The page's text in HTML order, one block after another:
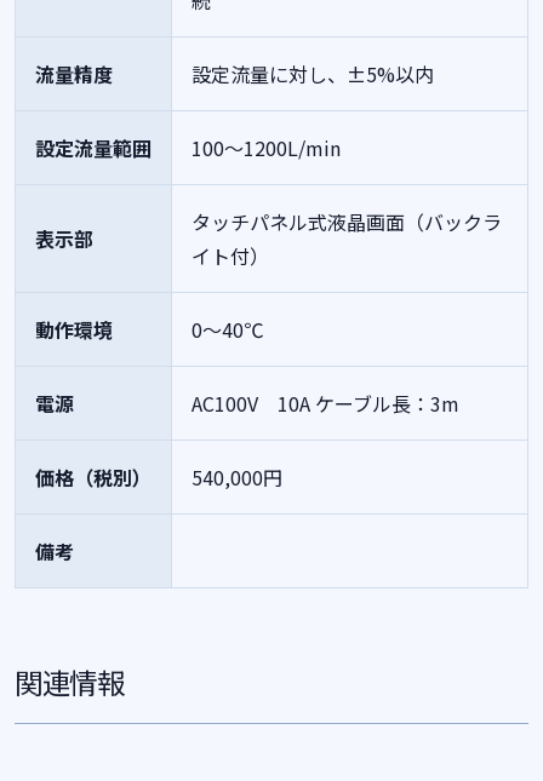
流量精度 設定流量に対し、±5%以内
設定流量範囲 100～1200L/min
表示部
タッチパネル式液晶画面（バックラ
イト付）
動作環境 0～40℃
電源 AC100V 10A ケーブル長：3m
価格（税別） 540,000円
備考
関連情報